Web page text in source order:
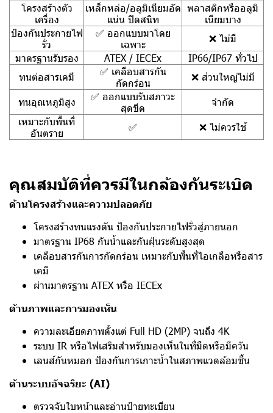
โครงสร้างตัว
เครื่อง
เหล็กหล่อ/อลูมิเนียมอัด
แน่น ปิดสนิท
พลาสติกหรืออลูมิ
เนียมบาง
ป้องกันประกายไฟ
รั่ว
✅ ออกแบบมาโดย
เฉพาะ
❌ ไม่มี
มาตรฐานรับรอง
ATEX / IECEx
IP66/IP67 ทั่วไป
ทนต่อสารเคมี
✅ เคลือบสารกัน
กัดกร่อน
❌ ส่วนใหญ่ไม่มี
ทนอุณหภูมิสูง
✅ ออกแบบรับสภาวะ
สุดขีด
จำกัด
เหมาะกับพื้นที่
อันตราย
✅ ❌ ไม่ควรใช้
คุณสมบัติที่ควรมีในกล้องกันระเบิด
ด้านโครงสร้างและความปลอดภัย
โครงสร้างทนแรงดัน ป้องกันประกายไฟรั่วสู่ภายนอก
มาตรฐาน IP68 กันน้ำและกันฝุ่นระดับสูงสุด
เคลือบสารกันการกัดกร่อน เหมาะกับพื้นที่ไอเกลือหรือสาร
เคมี
ผ่านมาตรฐาน ATEX หรือ IECEx
ด้านภาพและการมองเห็น
ความละเอียดภาพตั้งแต่ Full HD (2MP) จนถึง 4K
ระบบ IR หรือไฟเสริมสำหรับมองเห็นในที่มืดหรือมีควัน
เลนส์กันหมอก ป้องกันการเกาะน้ำในสภาพแวดล้อมชื้น
ด้านระบบอัจฉริยะ (AI)
ตรวจจับใบหน้าและอ่านป้ายทะเบียน